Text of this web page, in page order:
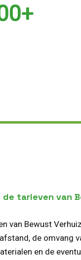
de tarieven van
van Bewust
de omvang
en de